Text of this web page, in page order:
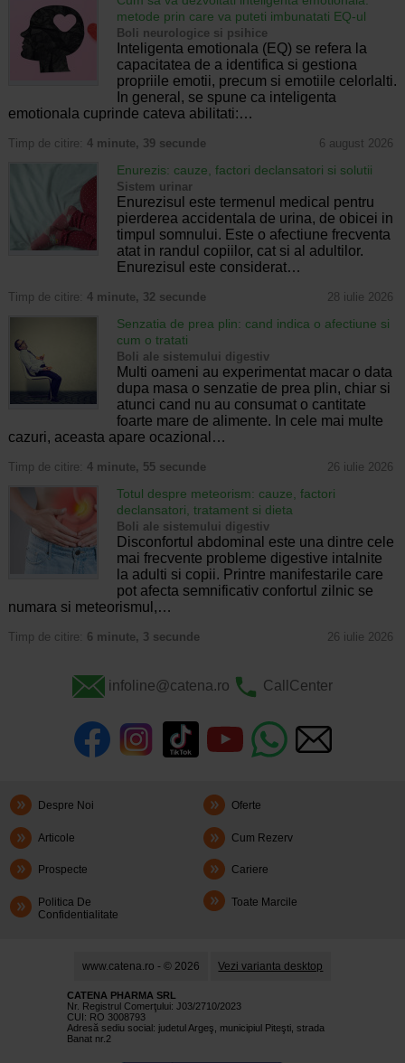
metode prin care va puteti imbunatati EQ-ul
Boli neurologice si psihice
Inteligenta emotionala (EQ) se refera la
capacitatea de a identifica si gestiona
propriile emotii, precum si emotiile celorlalti.
In general, se spune ca inteligenta
emotionala cuprinde cateva abilitati:…
Timp de citire: 4 minute, 39 secunde 6 august 2026
Enurezis: cauze, factori declansatori si solutii
Sistem urinar
Enurezisul este termenul medical pentru
pierderea accidentala de urina, de obicei in
timpul somnului. Este o afectiune frecventa
atat in randul copiilor, cat si al adultilor.
Enurezisul este considerat…
Timp de citire: 4 minute, 32 secunde 28 iulie 2026
Senzatia de prea plin: cand indica o afectiune si
cum o tratati
Boli ale sistemului digestiv
Multi oameni au experimentat macar o data
dupa masa o senzatie de prea plin, chiar si
atunci cand nu au consumat o cantitate
foarte mare de alimente. In cele mai multe
cazuri, aceasta apare ocazional…
Timp de citire: 4 minute, 55 secunde 26 iulie 2026
Totul despre meteorism: cauze, factori
declansatori, tratament si dieta
Boli ale sistemului digestiv
Disconfortul abdominal este una dintre cele
mai frecvente probleme digestive intalnite
la adulti si copii. Printre manifestarile care
pot afecta semnificativ confortul zilnic se
numara si meteorismul,…
Timp de citire: 6 minute, 3 secunde 26 iulie 2026
infoline@catena.ro CallCenter
Despre Noi Oferte
Articole Cum Rezerv
Prospecte Cariere
Politica De
Confidentialitate
Toate Marcile
www.catena.ro - © 2026 Vezi varianta desktop
CATENA PHARMA SRL
Nr. Registrul Comerţului: J03/2710/2023
CUI: RO 3008793
Adresă sediu social: judetul Argeş, municipiul Piteşti, strada
Banat nr.2